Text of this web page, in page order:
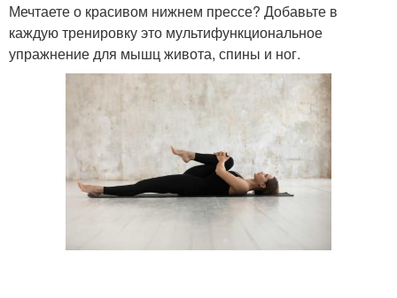
Мечтаете о красивом нижнем прессе? Добавьте в
каждую тренировку это мультифункциональное
упражнение для мышц живота, спины и ног.